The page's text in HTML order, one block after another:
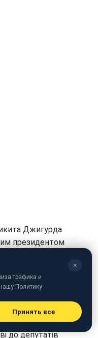
Джигурда
президентом
політичну кар'єру,
президента. Я,
зробити", - сказав
до депутатів
✕
трафика и
Политику
Принять все